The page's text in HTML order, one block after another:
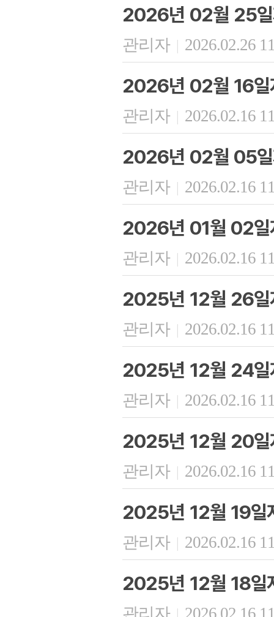
2026년 02월 25일
관리자 | 2026.02.26
2026년 02월 16일
관리자 | 2026.02.16
2026년 02월 05일
관리자 | 2026.02.16
2026년 01월 02일
관리자 | 2026.02.16
2025년 12월 26일
관리자 | 2026.02.16
2025년 12월 24일
관리자 | 2026.02.16
2025년 12월 20일
관리자 | 2026.02.16
2025년 12월 19일
관리자 | 2026.02.16
2025년 12월 18일
관리자 | 2026.02.16